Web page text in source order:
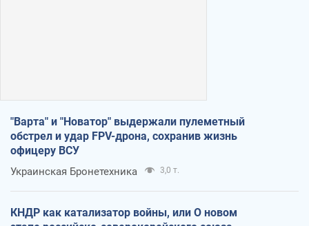
"Варта" и "Новатор" выдержали пулеметный
обстрел и удар FPV-дрона, сохранив жизнь
офицеру ВСУ
Украинская Бронетехника 3,0 т.
КНДР как катализатор войны, или О новом